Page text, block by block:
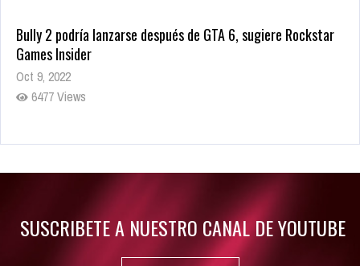
Bully 2 podría lanzarse después de GTA 6, sugiere Rockstar
Games Insider
Oct 9, 2022
6477 Views
Rumor: Se filtran los primeros detalles de Resident Evil 9
SUSCRIBETE A NUESTRO CANAL DE YOUTUBE